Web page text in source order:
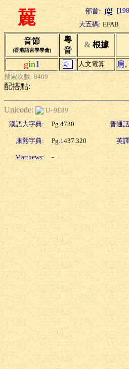
麉 部首:
大五碼: EFAB
音節
(香港語言學學會)
粵
音
& 根據
gin1 人文電算 肩,
搜索次數: 8409
配搭點:
Unicode:
U+9E89
漢語大字典:
Pg.4730 普通
康熙字典: Pg.1437.320 英
Matthews: -